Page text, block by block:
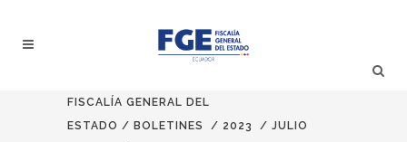
FISCALÍA GENERAL DEL
ESTADO / BOLETINES / 2023 / JULIO